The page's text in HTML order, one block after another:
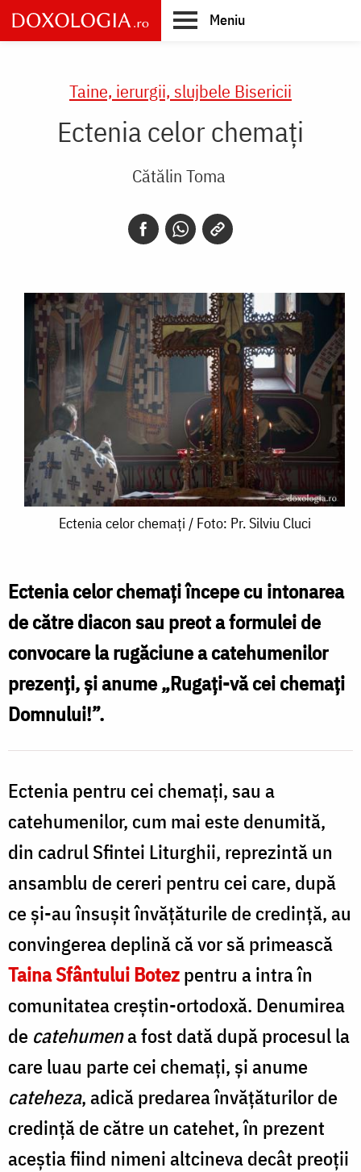
Skip
to
main
Meniu
Taine, ierurgii, slujbele Bisericii
Ectenia celor chemați
Cătălin Toma
Ectenia
chemați
/
Foto:
Pr.
Silviu
Cluci
Ectenia celor chemați / Foto: Pr. Silviu Cluci
Ectenia celor chemați începe cu intonarea
de către diacon sau preot a formulei de
convocare la rugăciune a catehumenilor
prezenți, și anume „Rugați-vă cei chemați
Domnului!”.
Ectenia pentru cei chemați, sau a
catehumenilor, cum mai este denumită,
din cadrul Sfintei Liturghii, reprezintă un
ansamblu de cereri pentru cei care, după
ce și-au însușit învățăturile de credință, au
convingerea deplină că vor să primească
Taina Sfântului Botezpentru a intra în
comunitatea creștin-ortodoxă. Denumirea
de catehumena fost dată după procesul la
care luau parte cei chemați, și anume
cateheza, adică predarea învățăturilor de
credință de către un catehet, în prezent
aceștia fiind nimeni altcineva decât preoții